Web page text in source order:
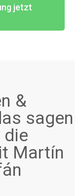
jetzt
&
sagen
die
Martín